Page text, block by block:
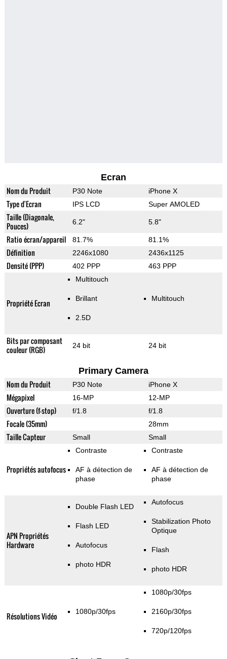
Ecran
Nom du Produit P30 Note iPhone X
Type d'Ecran IPS LCD Super AMOLED
Taille (Diagonale,
Pouces)
6.2" 5.8"
Ratio écran/appareil 81.7% 81.1%
Définition 2246x1080 2436x1125
Densité (PPP) 402 PPP 463 PPP
Propriété Ecran
Multitouch
Brillant
2.5D
Multitouch
Bits par composant
couleur (RGB)
24 bit 24 bit
Primary Camera
Nom du Produit P30 Note iPhone X
Mégapixel 16-MP 12-MP
Ouverture (f-stop) f/1.8 f/1.8
Focale (35mm) 28mm
Taille Capteur Small Small
Propriétés autofocus
Contraste
AF à détection de
phase
Contraste
AF à détection de
phase
APN Propriétés
Hardware
Double Flash LED
Flash LED
Autofocus
photo HDR
Autofocus
Stabilization Photo
Optique
Flash
photo HDR
Résolutions Vidéo 1080p/30fps
1080p/30fps
2160p/30fps
720p/120fps